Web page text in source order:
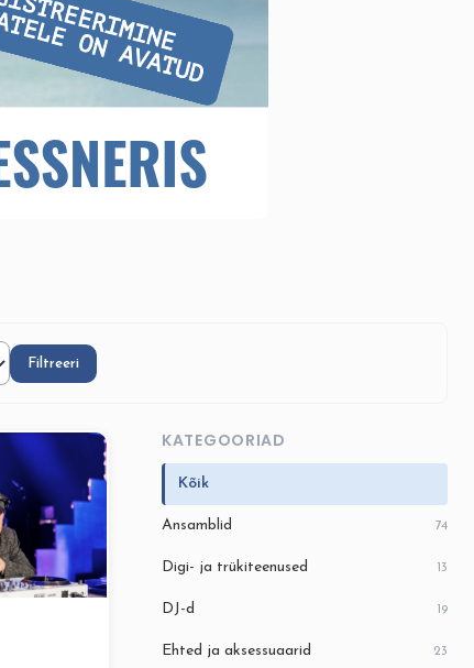
Filtreeri
KATEGOORIAD
Kõik
Ansamblid 74
Digi- ja trükiteenused 13
DJ-d 19
Ehted ja aksessuaarid 23